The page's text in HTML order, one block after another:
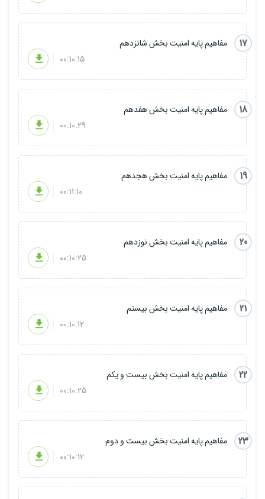
17
مفاهیم پایه امنیت بخش شانزدهم
00:10:15
18
مفاهیم پایه امنیت بخش هفدهم
00:10:29
19
مفاهیم پایه امنیت بخش هجدهم
00:11:10
20
مفاهیم پایه امنیت بخش نوزدهم
00:10:25
21
مفاهیم پایه امنیت بخش بیستم
00:10:12
22
مفاهیم پایه امنیت بخش بیست و یکم
00:10:25
23
مفاهیم پایه امنیت بخش بیست و دوم
00:10:12